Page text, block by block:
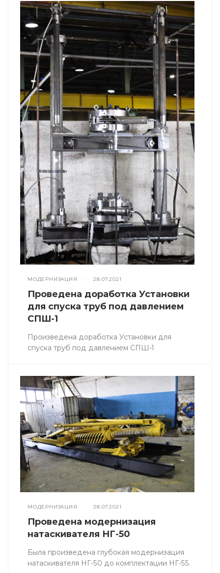
МОДЕРНИЗАЦИЯ 28.07.2021
Проведена доработка Установки
для спуска труб под давлением
СПШ-1
Произведена доработка Установки для
спуска труб под давлением СПШ-1
МОДЕРНИЗАЦИЯ 28.07.2021
Проведена модернизация
натаскивателя НГ-50
Была произведена глубокая модернизация
натаскивателя НГ-50 до комплектации НГ-55.